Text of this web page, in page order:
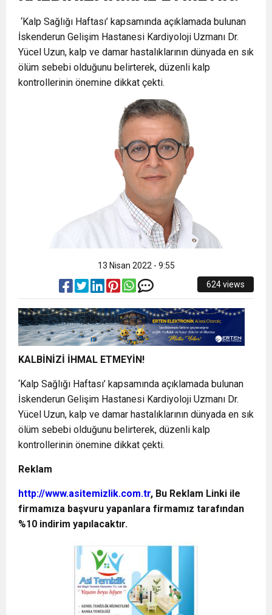
Cumhuriyet, Türk Milletinin Özgürlük
ve Onur Nişanesidir
6:19 HBB BAŞKANI ÖNTÜRK’ÜN
CUMHURİYET BAYRAMI MESAJI
17:36 KURUMLAR VERGİSİ ERTELENDİ
CEYLANDERE’DE BAŞKAN EMRAH
KARAÇAY’A SEVGİ SELİ
BAŞKAN SAMİ ÜSTÜN’DEN
GÖNÜLLERE DOKUNAN ZİYARET
‘Kalp Sağlığı Haftası’ kapsamında açıklamada bulunan
İskenderun Gelişim Hastanesi Kardiyoloji Uzmanı Dr.
Yücel Uzun, kalp ve damar hastalıklarının dünyada en sık
ölüm sebebi olduğunu belirterek, düzenli kalp
kontrollerinin önemine dikkat çekti.
13 Nisan 2022 - 9:55
624 views
KALBİNİZİ İHMAL ETMEYİN!
‘Kalp Sağlığı Haftası’ kapsamında açıklamada bulunan
İskenderun Gelişim Hastanesi Kardiyoloji Uzmanı Dr.
Yücel Uzun, kalp ve damar hastalıklarının dünyada en sık
ölüm sebebi olduğunu belirterek, düzenli kalp
kontrollerinin önemine dikkat çekti.
Reklam
http://www.asitemizlik.com.tr, Bu Reklam Linki ile
firmamıza başvuru yapanlara firmamız tarafından
%10 indirim yapılacaktır.